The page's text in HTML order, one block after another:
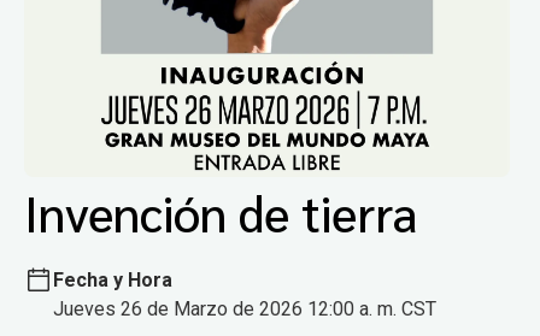
Invención de tierra
Fecha y Hora
Jueves 26 de Marzo de 2026 12:00 a. m. CST